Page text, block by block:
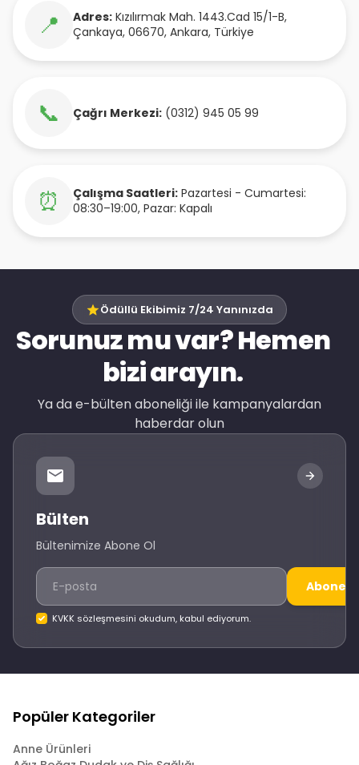
📍 Adres: Kızılırmak Mah. 1443.Cad 15/1-B,
Çankaya, 06670, Ankara, Türkiye
📞 Çağrı Merkezi: (0312) 945 05 99
⏰ Çalışma Saatleri: Pazartesi - Cumartesi:
08:30–19:00, Pazar: Kapalı
Ödüllü Ekibimiz 7/24 Yanınızda
Sorunuz mu var? Hemen
bizi arayın.
Ya da e-bülten aboneliği ile kampanyalardan
haberdar olun
Bülten
Bültenimize Abone Ol
Abone
KVKK sözleşmesini okudum, kabul ediyorum.
Popüler Kategoriler
Anne Ürünleri